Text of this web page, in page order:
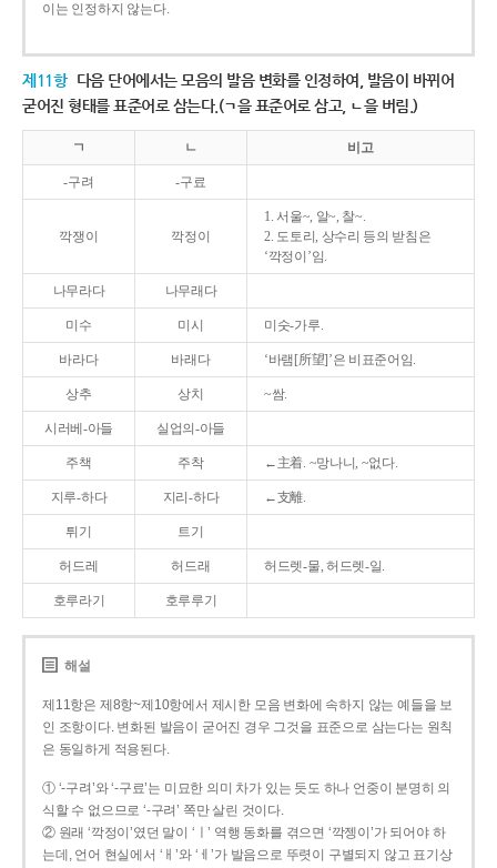
이는 인정하지 않는다.
제11항 다음 단어에서는 모음의 발음 변화를 인정하여, 발음이 바뀌어
굳어진 형태를 표준어로 삼는다.(ㄱ을 표준어로 삼고, ㄴ을 버림.)
ㄱ ㄴ 비고
-구려 -구료
깍쟁이 깍정이
1. 서울~, 알~, 찰~.
2. 도토리, 상수리 등의 받침은
‘깍정이’임.
나무라다 나무래다
미수 미시 미숫-가루.
바라다 바래다 ‘바램[所望]’은 비표준어임.
상추 상치 ~쌈.
시러베-아들 실업의-아들
주책 주착 ←主着. ~망나니, ~없다.
지루-하다 지리-하다 ←支離.
튀기 트기
허드레 허드래 허드렛-물, 허드렛-일.
호루라기 호루루기
해설
제11항은 제8항~제10항에서 제시한 모음 변화에 속하지 않는 예들을 보
인 조항이다. 변화된 발음이 굳어진 경우 그것을 표준으로 삼는다는 원칙
은 동일하게 적용된다.
① ‘-구려’와 ‘-구료’는 미묘한 의미 차가 있는 듯도 하나 언중이 분명히 의
식할 수 없으므로 ‘-구려’ 쪽만 살린 것이다.
② 원래 ‘깍정이’였던 말이 ‘ㅣ’ 역행 동화를 겪으면 ‘깍젱이’가 되어야 하
는데, 언어 현실에서 ‘ㅐ’와 ‘ㅔ’가 발음으로 뚜렷이 구별되지 않고 표기상